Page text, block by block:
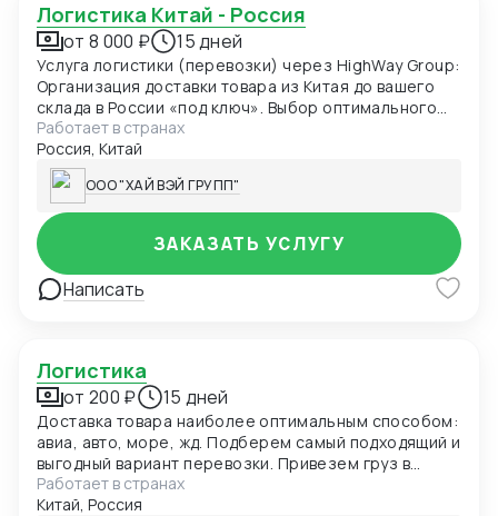
Логистика Китай - Россия
от 8 000 ₽ 15 дней
Услуга логистики (перевозки) через HighWay Group:
Организация доставки товара из Китая до вашего
склада в России «под ключ». Выбор оптимального
способа перевозки: АВТО — 13–17 дней; Смежное
АВИА — 7–9 дней; Прямое АВИА — 3–4 дня. Забор
груза у поставщика в Китае или на нашем складе в
Иу. Консолидация на наших складах (Иу, Хабаровск,
Москва) для экономии на транспортировке.
Страхование груза на время перевозки.
Таможенное оформление: подготовка и подача
декларации, уплата таможенных платежей.
Доставка в любой город России без ограничений по
УПД с ГТД) через ЭДО.
Работает в странах
Россия, Китай
ООО "ХАЙ ВЭЙ ГРУПП"
Написать
ЗАКАЗАТЬ УСЛУГУ
Логистика
от 200 ₽ 15 дней
Доставка товара наиболее оптимальным способом:
авиа, авто, море, жд. Подберем самый подходящий и
выгодный вариант перевозки. Привезем груз в
обозначенные сроки
Работает в странах
Китай, Россия